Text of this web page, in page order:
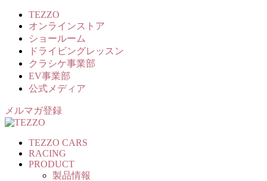
TEZZO
オンラインストア
ショールーム
ドライビングレッスン
クラシケ事業部
EV事業部
公式メディア
メルマガ登録
TEZZO CARS
RACING
PRODUCT
製品情報